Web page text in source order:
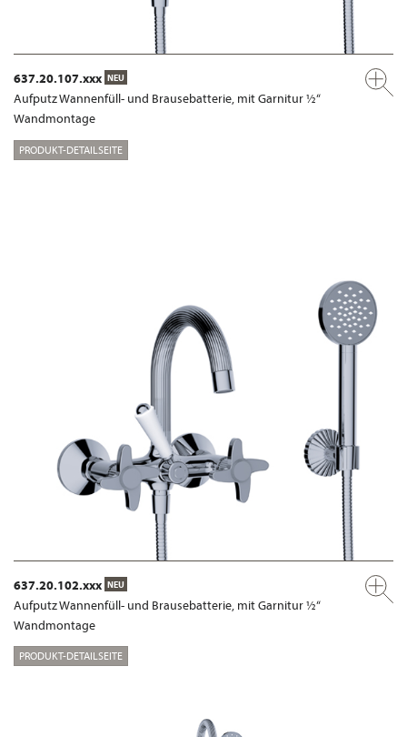
637.20.107.xxx NEU
Aufputz Wannenfüll- und Brausebatterie, mit Garnitur ½“
Wandmontage
PRODUKT-DETAILSEITE
637.20.102.xxx NEU
Aufputz Wannenfüll- und Brausebatterie, mit Garnitur ½“
Wandmontage
PRODUKT-DETAILSEITE